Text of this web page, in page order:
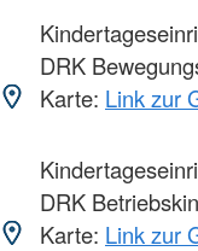
DRK
Karte: Link zur
DRK
Karte: Link zur